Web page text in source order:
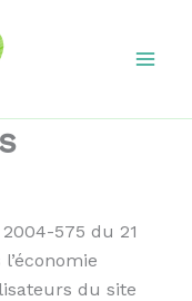
575 du 21
du site